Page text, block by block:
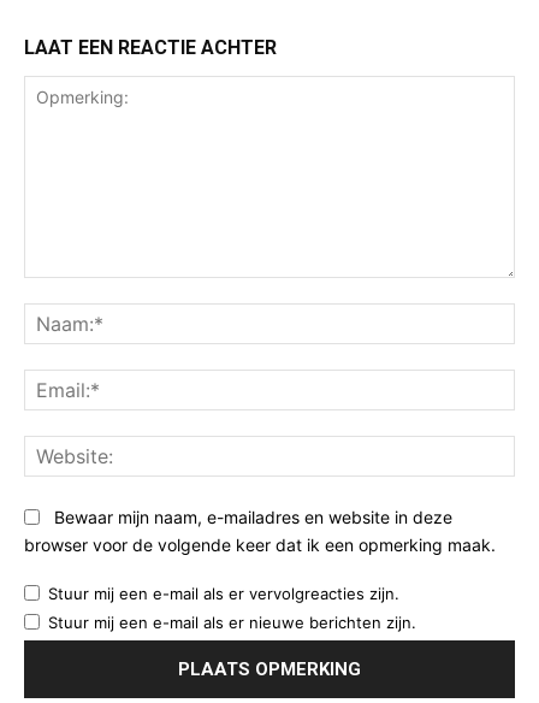
LAAT EEN REACTIE ACHTER
Bewaar mijn naam, e-mailadres en website in deze
browser voor de volgende keer dat ik een opmerking maak.
Stuur mij een e-mail als er vervolgreacties zijn.
Stuur mij een e-mail als er nieuwe berichten zijn.